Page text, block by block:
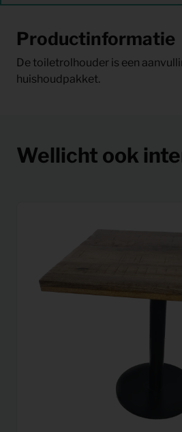
Productinformatie
De toiletrolhouder is een
huishoudpakket.
Wellicht ook